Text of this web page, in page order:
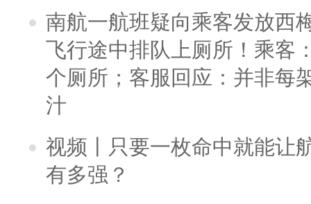
南航一航班疑向乘客发放西
飞行途中排队上厕所！乘客
个厕所；客服回应：并非每
汁
视频丨只要一枚命中就能让
有多强？